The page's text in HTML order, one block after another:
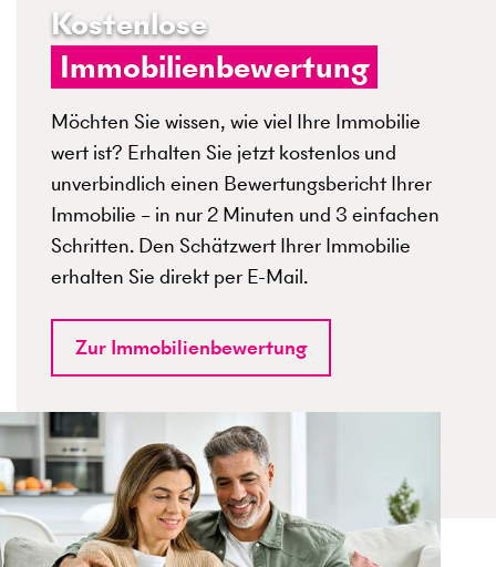
Kostenlose
Immobilienbewertung
Möchten Sie wissen, wie viel Ihre Immobilie
wert ist? Erhalten Sie jetzt kostenlos und
unverbindlich einen Bewertungsbericht Ihrer
Immobilie – in nur 2 Minuten und 3 einfachen
Schritten. Den Schätzwert Ihrer Immobilie
erhalten Sie direkt per E-Mail.
Zur Immobilienbewertung